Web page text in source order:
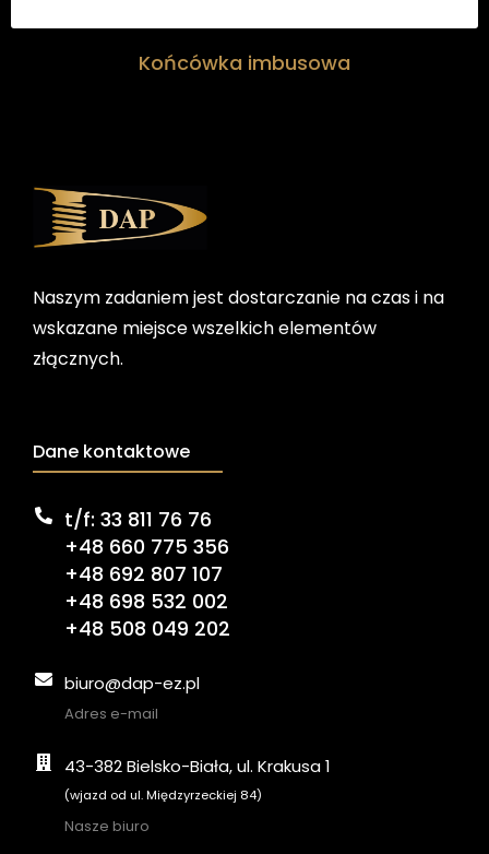
Końcówka imbusowa
Naszym zadaniem jest dostarczanie na czas i na
wskazane miejsce wszelkich elementów
złącznych.
Dane kontaktowe
t/f: 33 811 76 76
+48 660 775 356
+48 692 807 107
+48 698 532 002
+48 508 049 202
biuro@dap-ez.pl
Adres e-mail
43-382 Bielsko-Biała, ul. Krakusa 1
(wjazd od ul. Międzyrzeckiej 84)
Nasze biuro